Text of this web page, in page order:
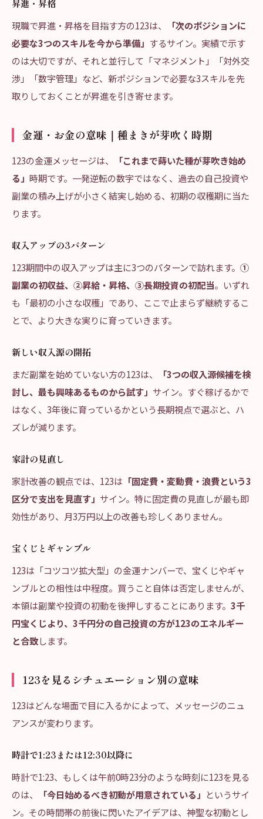
昇進・昇格
現職で昇進・昇格を目指す方の123は、
「次のポジションに
必要な3つのスキルを今から準備」 するサイン。実績で示す
のは大切ですが、それと並行して「マネジメント」「対外交
渉」「数字管理」など、新ポジションで必要な3スキルを先
取りしておくことが昇進を引き寄せます。
金運・お金の意味｜種まきが芽吹く時期
123の金運メッセージは、
「これまで蒔いた種が芽吹き始め
る」 時期です。一発逆転の数字ではなく、過去の自己投資や
副業の積み上げが小さく結実し始める、初期の収穫期に当た
ります。
収入アップの3パターン
123期間中の収入アップは主に3つのパターンで訪れます。 ①
副業の初収益、②昇給・昇格、③長期投資の初配当。いずれ
も「最初の小さな収穫」であり、ここで止まらず継続するこ
とで、より大きな実りに育っていきます。
新しい収入源の開拓
まだ副業を始めていない方の123は、
「3つの収入源候補を検
討し、最も興味あるものから試す」 サイン。すぐ稼げるかで
はなく、3年後に育っているかという長期視点で選ぶと、ハ
ズレが減ります。
家計の見直し
家計改善の観点では、123は 「固定費・変動費・浪費という3
区分で支出を見直す」 サイン。特に固定費の見直しが最も即
効性があり、月3万円以上の改善も珍しくありません。
宝くじとギャンブル
123は「コツコツ拡大型」の金運ナンバーで、宝くじやギャ
ンブルとの相性は中程度。買うこと自体は否定しませんが、
本領は副業や投資の初動を後押しすることにあります。 3千
円宝くじより、3千円分の自己投資の方が123のエネルギー
と合致します。
123を見るシチュエーション別の意味
123はどんな場面で目に入るかによって、メッセージのニュ
アンスが変わります。
時計で1:23または12:30以降に
時計で1:23、もしくは午前0時23分のような時刻に123を見る
のは、
「今日始めるべき初動が用意されている」 というサイ
ン。その時間帯の前後に閃いたアイデアは、神聖な初動とし